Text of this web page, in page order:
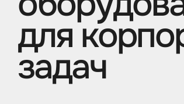
для
задач